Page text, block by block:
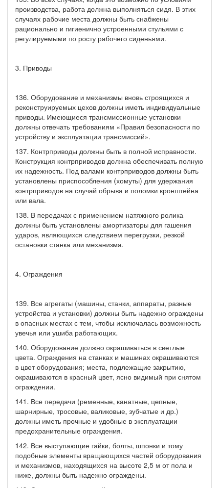
производства, работа должна выполняться сидя. В этих
случаях рабочие места должны быть снабжены
рационально и гигиенично устроенными стульями с
регулируемыми по росту рабочего сиденьями.
3. Приводы
136. Оборудование и механизмы вновь строящихся и
реконструируемых цехов должны иметь индивидуальные
приводы. Имеющиеся трансмиссионные установки
должны отвечать требованиям «Правил безопасности по
устройству и эксплуатации трансмиссий».
137. Контрприводы должны быть в полной исправности.
Конструкция контрприводов должна обеспечивать полную
их надежность. Под валами контрприводов должны быть
установлены приспособления (хомуты) для удержания
контрприводов на случай обрыва и поломки кронштейна
или вала.
138. В передачах с применением натяжного ролика
должны быть установлены амортизаторы для гашения
ударов, являющихся следствием перегрузки, резкой
остановки станка или механизма.
4. Ограждения
139. Все агрегаты (машины, станки, аппараты, разные
устройства и установки) должны быть надежно ограждены
в опасных местах с тем, чтобы исключалась возможность
увечья или ушиба работающих.
140. Оборудование должно окрашиваться в светлые
цвета. Ограждения на станках и машинах окрашиваются
в цвет оборудования; места, подлежащие закрытию,
окрашиваются в красный цвет, ясно видимый при снятом
ограждении.
141. Все передачи (ременные, канатные, цепные,
шарнирные, тросовые, валиковые, зубчатые и др.)
должны иметь прочные и удобные в эксплуатации
предохранительные ограждения.
142. Все выступающие гайки, болты, шпонки и тому
подобные элементы вращающихся частей оборудования
и механизмов, находящихся на высоте 2,5 м от пола и
ниже, должны быть надежно ограждены.